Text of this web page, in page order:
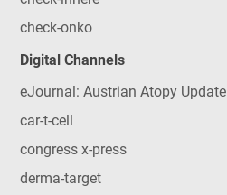
check-onko
Digital Channels
eJournal: Austrian Atopy Update
car-t-cell
congress x-press
derma-target